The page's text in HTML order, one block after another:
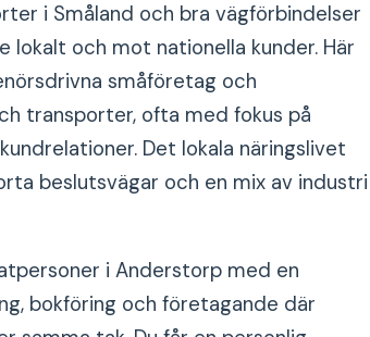
i Småland och bra vägförbindelser
och mot nationella kunder. Här
småföretag och
transporter, ofta med fokus på
Det lokala näringslivet
beslutsvägar och en mix av industri
i Anderstorp med en
bokföring och företagande där